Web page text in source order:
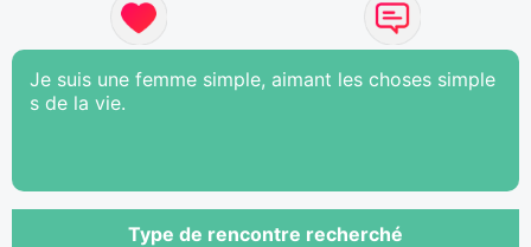
Je suis une femme simple, aimant les choses simple
s de la vie.
Type de rencontre recherché